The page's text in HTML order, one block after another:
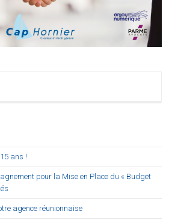
ans !
pour la Mise en Place du « Budget
agence réunionnaise